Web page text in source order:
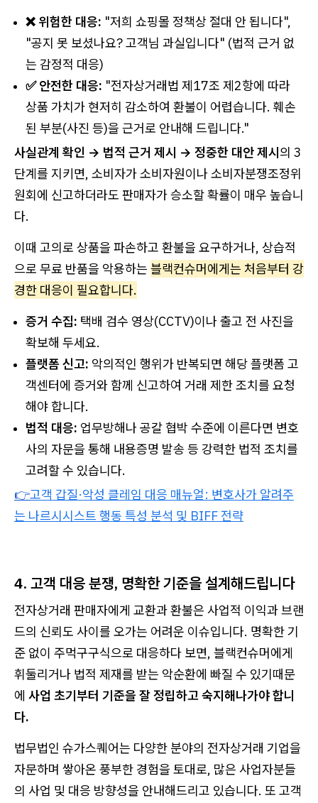
❌ 위험한 대응: "저희 쇼핑몰 정책상 절대 안 됩니다",
"공지 못 보셨나요? 고객님 과실입니다" (법적 근거 없
는 감정적 대응)
✅ 안전한 대응: "전자상거래법 제17조 제2항에 따라
상품 가치가 현저히 감소하여 환불이 어렵습니다. 훼손
된 부분(사진 등)을 근거로 안내해 드립니다."
사실관계 확인 → 법적 근거 제시 → 정중한 대안 제시의 3
단계를 지키면, 소비자가 소비자원이나 소비자분쟁조정위
원회에 신고하더라도 판매자가 승소할 확률이 매우 높습니
다.
이때 고의로 상품을 파손하고 환불을 요구하거나, 상습적
으로 무료 반품을 악용하는 블랙컨슈머에게는 처음부터 강
경한 대응이 필요합니다.
증거 수집: 택배 검수 영상(CCTV)이나 출고 전 사진을
확보해 두세요.
플랫폼 신고: 악의적인 행위가 반복되면 해당 플랫폼 고
객센터에 증거와 함께 신고하여 거래 제한 조치를 요청
해야 합니다.
법적 대응: 업무방해나 공갈 협박 수준에 이른다면 변호
사의 자문을 통해 내용증명 발송 등 강력한 법적 조치를
고려할 수 있습니다.
👉고객 갑질·악성 클레임 대응 매뉴얼: 변호사가 알려주
는 나르시시스트 행동 특성 분석 및 BIFF 전략
4. 고객 대응 분쟁, 명확한 기준을 설계해드립니다
전자상거래 판매자에게 교환과 환불은 사업적 이익과 브랜
드의 신뢰도 사이를 오가는 어려운 이슈입니다. 명확한 기
준 없이 주먹구구식으로 대응하다 보면, 블랙컨슈머에게
휘둘리거나 법적 제재를 받는 악순환에 빠질 수 있기때문
에 사업 초기부터 기준을 잘 정립하고 숙지해나가야 합니
다.
법무법인 슈가스퀘어는 다양한 분야의 전자상거래 기업을
자문하며 쌓아온 풍부한 경험을 토대로, 많은 사업자분들
의 사업 및 대응 방향성을 안내해드리고 있습니다. 또 고객